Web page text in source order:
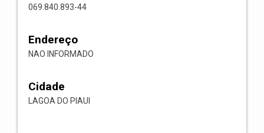
069.840.893-44
Endereço
NAO INFORMADO
Cidade
LAGOA DO PIAUI